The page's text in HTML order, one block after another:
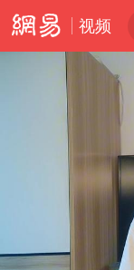
视频
00:00